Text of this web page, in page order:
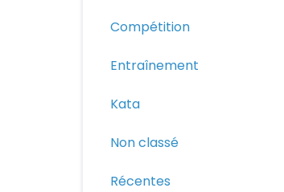
Compétition
Entraînement
Kata
Non classé
Récentes